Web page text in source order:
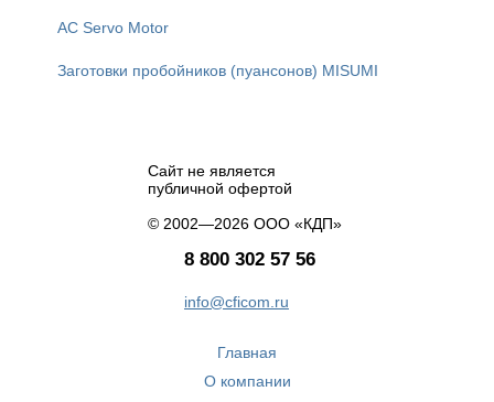
AC Servo Motor
Заготовки пробойников (пуансонов) MISUMI
Сайт не является
публичной офертой
© 2002—2026 ООО «КДП»
8 800 302 57 56
info@cficom.ru
Главная
О компании